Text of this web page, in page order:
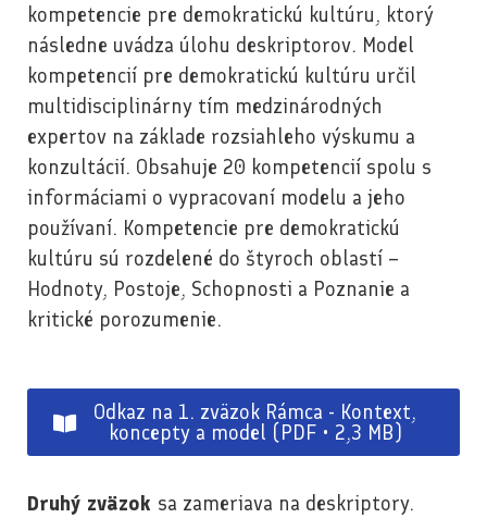
kompetencie pre demokratickú kultúru, ktorý
následne uvádza úlohu deskriptorov. Model
kompetencií pre demokratickú kultúru určil
multidisciplinárny tím medzinárodných
expertov na základe rozsiahleho výskumu a
konzultácií. Obsahuje 20 kompetencií spolu s
informáciami o vypracovaní modelu a jeho
používaní. Kompetencie pre demokratickú
kultúru sú rozdelené do štyroch oblastí –
Hodnoty, Postoje, Schopnosti a Poznanie a
kritické porozumenie.
Odkaz na 1. zväzok Rámca - Kontext,
koncepty a model (PDF • 2,3 MB)
Druhý zväzok sa zameriava na deskriptory.